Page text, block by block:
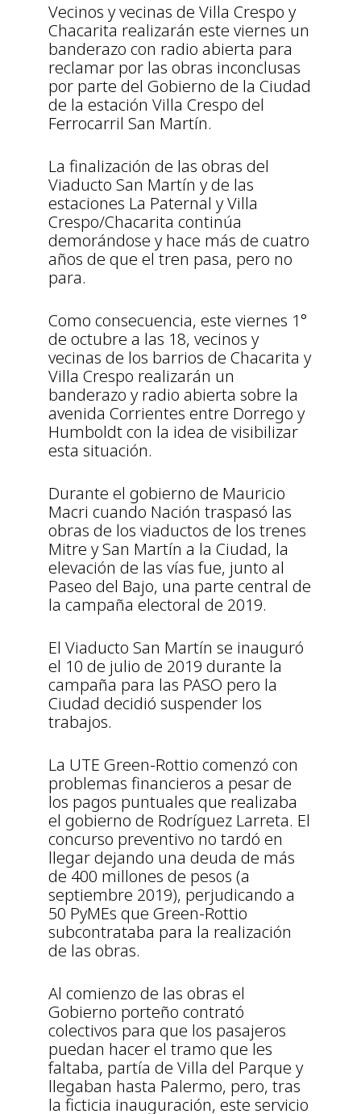
Vecinos y vecinas de Villa Crespo y
Chacarita realizarán este viernes un
banderazo con radio abierta para
reclamar por las obras inconclusas
por parte del Gobierno de la Ciudad
de la estación Villa Crespo del
Ferrocarril San Martín.
La finalización de las obras del
Viaducto San Martín y de las
estaciones La Paternal y Villa
Crespo/Chacarita continúa
demorándose y hace más de cuatro
años de que el tren pasa, pero no
para.
Como consecuencia, este viernes 1°
de octubre a las 18, vecinos y
vecinas de los barrios de Chacarita y
Villa Crespo realizarán un
banderazo y radio abierta sobre la
avenida Corrientes entre Dorrego y
Humboldt con la idea de visibilizar
esta situación.
Durante el gobierno de Mauricio
Macri cuando Nación traspasó las
obras de los viaductos de los trenes
Mitre y San Martín a la Ciudad, la
elevación de las vías fue, junto al
Paseo del Bajo, una parte central de
la campaña electoral de 2019.
El Viaducto San Martín se inauguró
el 10 de julio de 2019 durante la
campaña para las PASO pero la
Ciudad decidió suspender los
trabajos.
La UTE Green-Rottio comenzó con
problemas financieros a pesar de
los pagos puntuales que realizaba
el gobierno de Rodríguez Larreta. El
concurso preventivo no tardó en
llegar dejando una deuda de más
de 400 millones de pesos (a
septiembre 2019), perjudicando a
50 PyMEs que Green-Rottio
subcontrataba para la realización
de las obras.
Al comienzo de las obras el
Gobierno porteño contrató
colectivos para que los pasajeros
puedan hacer el tramo que les
faltaba, partía de Villa del Parque y
llegaban hasta Palermo, pero, tras
la ficticia inauguración, este servicio